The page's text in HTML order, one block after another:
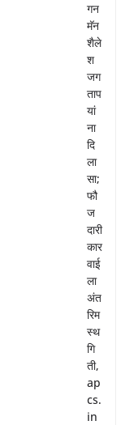
गन
मॅन
शैले
श
जग
ताप
यां
ना
दि
ला
सा;
फौ
ज
दारी
कार
वाई
ला
अंत
रिम
स्थ
गि
ती,
ap
cs.
in